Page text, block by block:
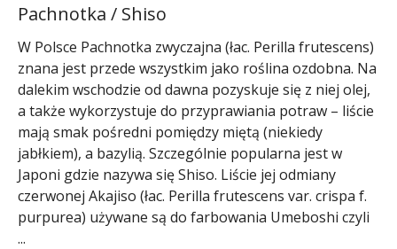
Pachnotka / Shiso
W Polsce Pachnotka zwyczajna (łac. Perilla frutescens)
znana jest przede wszystkim jako roślina ozdobna. Na
dalekim wschodzie od dawna pozyskuje się z niej olej,
a także wykorzystuje do przyprawiania potraw – liście
mają smak pośredni pomiędzy miętą (niekiedy
jabłkiem), a bazylią. Szczególnie popularna jest w
Japoni gdzie nazywa się Shiso. Liście jej odmiany
czerwonej Akajiso (łac. Perilla frutescens var. crispa f.
purpurea) używane są do farbowania Umeboshi czyli
...